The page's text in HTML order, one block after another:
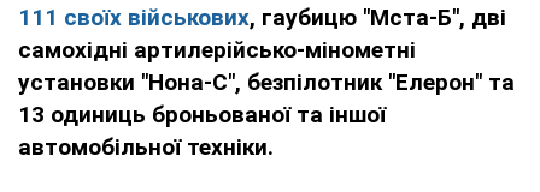
111 своїх військових, гаубицю "Мста-Б", дві
самохідні артилерійсько-мінометні
установки "Нона-С", безпілотник "Елерон" та
13 одиниць броньованої та іншої
автомобільної техніки.